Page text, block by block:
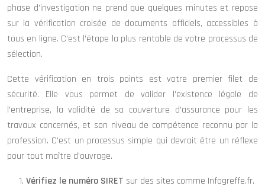
phase d’investigation ne prend que quelques minutes et repose
sur la vérification croisée de documents officiels, accessibles à
tous en ligne. C’est l’étape la plus rentable de votre processus de
sélection.
Cette vérification en trois points est votre premier filet de
sécurité. Elle vous permet de valider l’existence légale de
l’entreprise, la validité de sa couverture d’assurance pour les
travaux concernés, et son niveau de compétence reconnu par la
profession. C’est un processus simple qui devrait être un réflexe
pour tout maître d’ouvrage.
Vérifiez le numéro SIRET sur des sites comme Infogreffe.fr.